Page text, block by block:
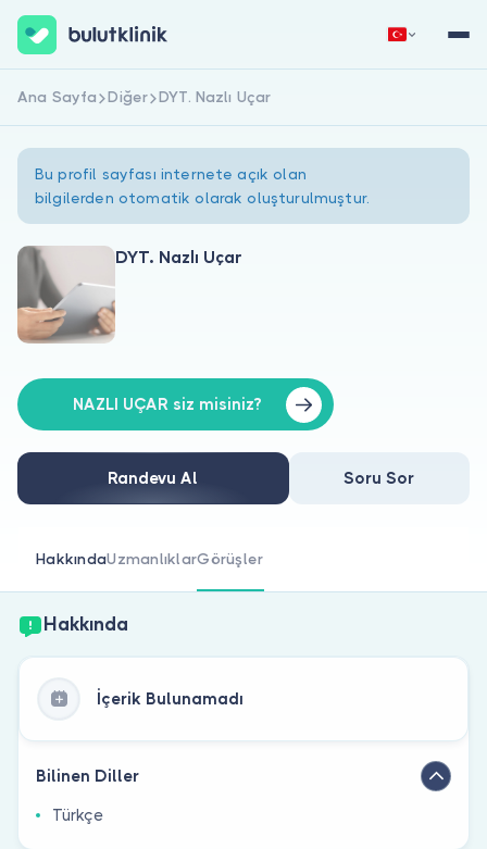
Hakkımızda
Doktorlar için
Doktor musunuz?
Hemen Kaydol
Ana Sayfa Diğer DYT. Nazlı Uçar
Bu profil sayfası internete açık olan
bilgilerden otomatik olarak oluşturulmuştur.
DYT. Nazlı Uçar
NAZLI UÇAR siz misiniz?
Randevu Al Soru Sor
HakkındaUzmanlıklarGörüşler
Hakkında
İçerik Bulunamadı
Bilinen Diller
Türkçe